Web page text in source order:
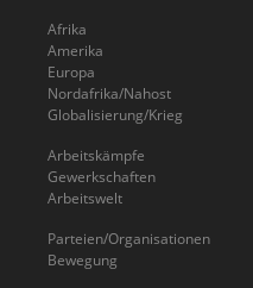
Afrika
Amerika
Europa
Nordafrika/Nahost
Globalisierung/Krieg
Arbeitskämpfe
Gewerkschaften
Arbeitswelt
Parteien/Organisationen
Bewegung